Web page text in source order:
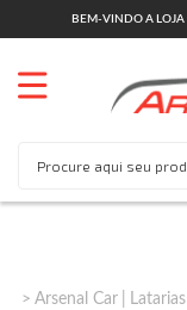
BEM-VINDO A LOJA
Arsenal Car Latarias